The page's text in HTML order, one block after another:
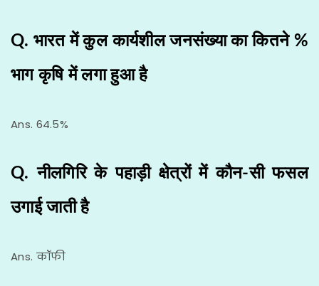
Q. भारत में कुल कार्यशील जनसंख्या का कितने %
भाग कृषि में लगा हुआ है
Ans. 64.5%
Q. नीलगिरि के पहाड़ी क्षेत्रों में कौन-सी फसल
उगाई जाती है
Ans. कॉफी